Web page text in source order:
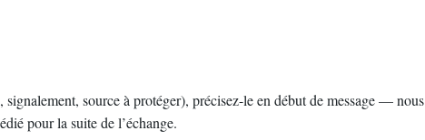
signalement, source à protéger), précisez-le en début de message — nous
pour la suite de l’échange.